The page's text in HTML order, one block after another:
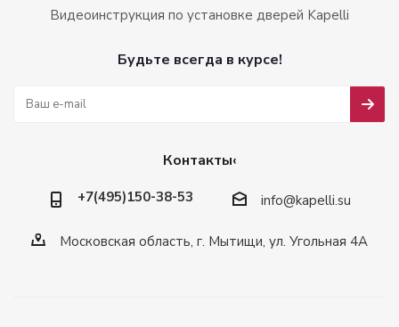
Видеоинструкция по установке дверей Kapelli
Будьте всегда в курсе!
Контакты‹
+7(495)150-38-53 info@kapelli.su
Московская область, г. Мытищи, ул. Угольная 4А